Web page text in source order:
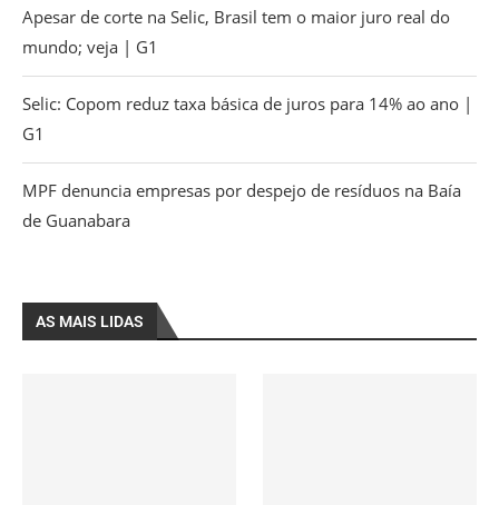
Apesar de corte na Selic, Brasil tem o maior juro real do
mundo; veja | G1
Selic: Copom reduz taxa básica de juros para 14% ao ano |
G1
MPF denuncia empresas por despejo de resíduos na Baía
de Guanabara
AS MAIS LIDAS